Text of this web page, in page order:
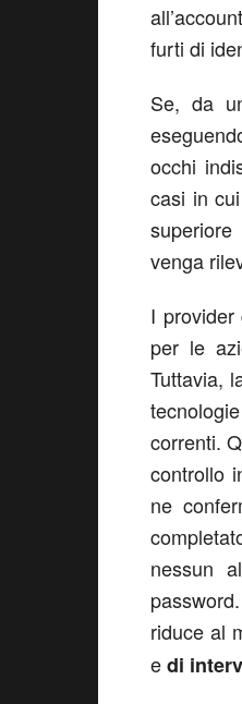
furti di
Se, da
occhi
casi in
venga
I
per le
Tuttavia,
correnti.
controllo
ne
nessun
riduce al
edi